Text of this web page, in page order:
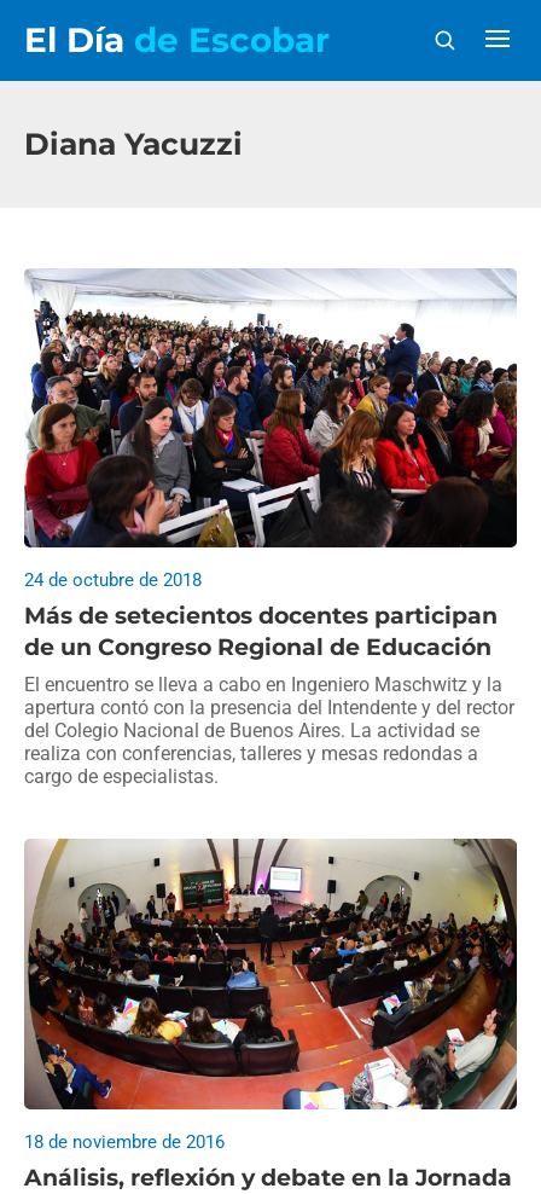
El Día de Escobar
Diana Yacuzzi
Más de setecientos docentes participan
de un Congreso Regional de Educación
24 de octubre de 2018
El encuentro se lleva a cabo en Ingeniero Maschwitz y la
apertura contó con la presencia del Intendente y del rector
del Colegio Nacional de Buenos Aires. La actividad se
realiza con conferencias, talleres y mesas redondas a
cargo de especialistas.
Análisis, reflexión y debate en la Jornada
18 de noviembre de 2016